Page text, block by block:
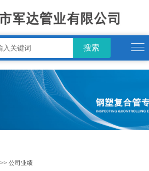
>>公司业绩